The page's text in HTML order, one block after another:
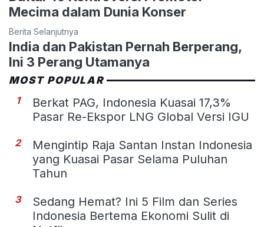
Mecima dalam Dunia Konser
Berita Selanjutnya
India dan Pakistan Pernah Berperang,
Ini 3 Perang Utamanya
MOST POPULAR
1
Berkat PAG, Indonesia Kuasai 17,3%
Pasar Re-Ekspor LNG Global Versi IGU
2
Mengintip Raja Santan Instan Indonesia
yang Kuasai Pasar Selama Puluhan
Tahun
3
Sedang Hemat? Ini 5 Film dan Series
Indonesia Bertema Ekonomi Sulit di